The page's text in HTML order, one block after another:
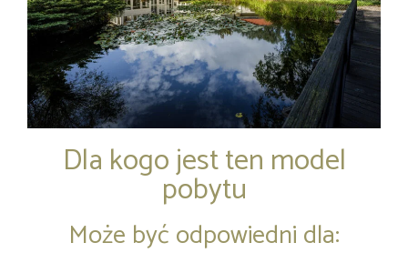
Dla kogo jest ten model
pobytu
Może być odpowiedni dla: